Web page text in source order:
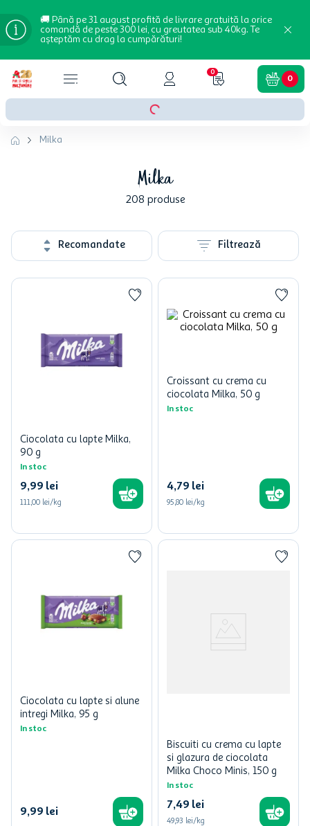
🚚 Până pe 31 august profită de livrare gratuită la orice
comandă de peste 300 lei, cu greutatea sub 40kg. Te
așteptăm cu drag la cumpărături!
0
0
Milka
Milka
208 produse
Recomandate Filtrează
Ciocolata cu lapte Milka,
90 g
In stoc
9,99 lei
111,00 lei/kg
Croissant cu crema cu
ciocolata Milka, 50 g
In stoc
4,79 lei
95,80 lei/kg
Ciocolata cu lapte si alune
intregi Milka, 95 g
In stoc
9,99 lei
Biscuiti cu crema cu lapte
si glazura de ciocolata
Milka Choco Minis, 150 g
In stoc
7,49 lei
49,93 lei/kg